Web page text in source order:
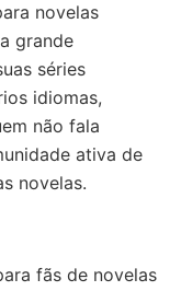
novelas
grande
séries
idiomas,
não fala
ativa de
novelas.
fãs de novelas